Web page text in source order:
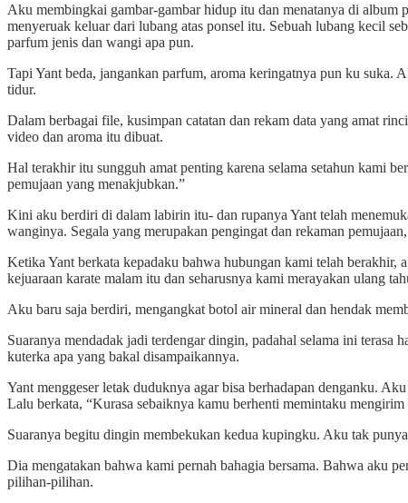
Aku membingkai gambar-gambar hidup itu dan menatanya di album
menyeruak keluar dari lubang atas ponsel itu. Sebuah lubang kecil
parfum jenis dan wangi apa pun.
Tapi Yant beda, jangankan parfum, aroma keringatnya pun ku suka.
tidur.
Dalam berbagai file, kusimpan catatan dan rekam data yang amat
video dan aroma itu dibuat.
Hal terakhir itu sungguh amat penting karena selama setahun kami
pemujaan yang menakjubkan.”
Kini aku berdiri di dalam labirin itu- dan rupanya Yant telah
wanginya. Segala yang merupakan pengingat dan rekaman
Ketika Yant berkata kepadaku bahwa hubungan kami telah
kejuaraan karate malam itu dan seharusnya kami merayakan ulang
Aku baru saja berdiri, mengangkat botol air mineral dan hendak
Suaranya mendadak jadi terdengar dingin, padahal selama ini
kuterka apa yang bakal disampaikannya.
Yant menggeser letak duduknya agar bisa berhadapan denganku.
Lalu berkata, “Kurasa sebaiknya kamu berhenti memintaku
Suaranya begitu dingin membekukan kedua kupingku. Aku tak
Dia mengatakan bahwa kami pernah bahagia bersama. Bahwa aku
pilihan-pilihan.